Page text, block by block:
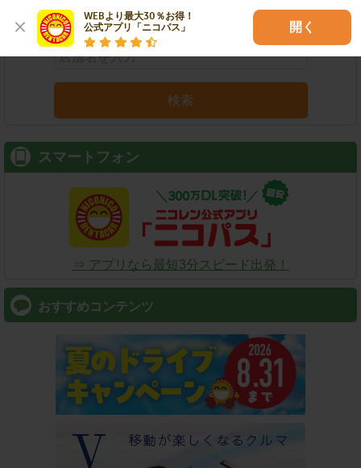
WEBより最大30％お得！
公式アプリ「ニコパス」
開く
店舗名 駅名
検索
スマートフォン
⇒ アプリなら最短3分スピード出発！
おすすめコンテンツ